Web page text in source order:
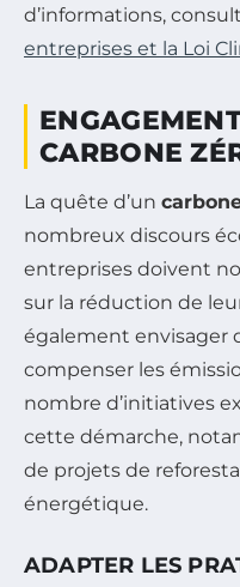
d’informations,
entreprises et la Loi
CARBONE
La quête d’un
nombreux discours
entreprises doivent
sur la réduction de
également envisager
compenser les
nombre d’initiatives
cette démarche,
de projets de
énergétique.
ADAPTER LES